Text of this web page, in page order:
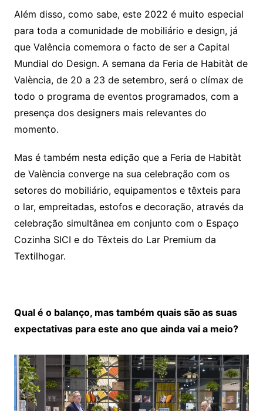
Além disso, como sabe, este 2022 é muito especial
para toda a comunidade de mobiliário e design, já
que Valência comemora o facto de ser a Capital
Mundial do Design. A semana da Feria de Habitàt de
València, de 20 a 23 de setembro, será o clímax de
todo o programa de eventos programados, com a
presença dos designers mais relevantes do
momento.
Mas é também nesta edição que a Feria de Habitàt
de València converge na sua celebração com os
setores do mobiliário, equipamentos e têxteis para
o lar, empreitadas, estofos e decoração, através da
celebração simultânea em conjunto com o Espaço
Cozinha SICI e do Têxteis do Lar Premium da
Textilhogar.
Qual é o balanço, mas também quais são as suas
expectativas para este ano que ainda vai a meio?